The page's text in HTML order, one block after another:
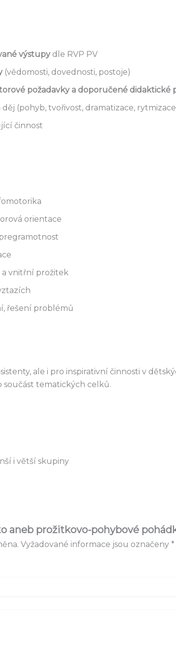
výstupydle RVP PV
(vědomosti, dovednosti, postoje)
požadavky a doporučené didaktické
(pohyb, tvořivost, dramatizace,
činnost
orientace
vnitřní prožitek
řešení problémů
ale i pro inspirativní činnosti v
tematických celků.
i větší skupiny
aneb prožitkovo-pohybové
Vyžadované informace jsou označeny *